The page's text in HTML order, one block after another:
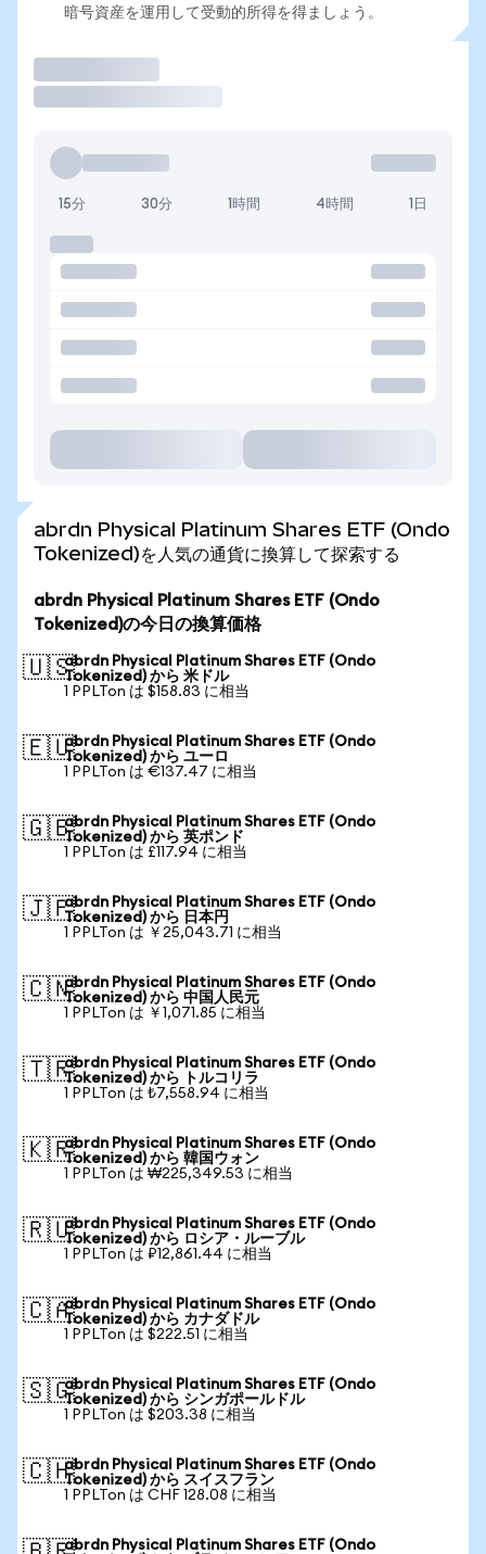
暗号資産を運用して受動的所得を得ましょう。
15分 30分 1時間 4時間 1日
abrdn Physical Platinum Shares ETF (Ondo
Tokenized)を人気の通貨に換算して探索する
abrdn Physical Platinum Shares ETF (Ondo
Tokenized)の今日の換算価格
🇺🇸abrdn Physical Platinum Shares ETF (Ondo
Tokenized) から 米ドル
1 PPLTon は $158.83 に相当
🇪🇺abrdn Physical Platinum Shares ETF (Ondo
Tokenized) から ユーロ
1 PPLTon は €137.47 に相当
🇬🇧abrdn Physical Platinum Shares ETF (Ondo
Tokenized) から 英ポンド
1 PPLTon は £117.94 に相当
🇯🇵abrdn Physical Platinum Shares ETF (Ondo
Tokenized) から 日本円
1 PPLTon は ￥25,043.71 に相当
🇨🇳abrdn Physical Platinum Shares ETF (Ondo
Tokenized) から 中国人民元
1 PPLTon は ￥1,071.85 に相当
🇹🇷abrdn Physical Platinum Shares ETF (Ondo
Tokenized) から トルコリラ
1 PPLTon は ₺7,558.94 に相当
🇰🇷abrdn Physical Platinum Shares ETF (Ondo
Tokenized) から 韓国ウォン
1 PPLTon は ₩225,349.53 に相当
🇷🇺abrdn Physical Platinum Shares ETF (Ondo
Tokenized) から ロシア・ルーブル
1 PPLTon は ₽12,861.44 に相当
🇨🇦abrdn Physical Platinum Shares ETF (Ondo
Tokenized) から カナダドル
1 PPLTon は $222.51 に相当
🇸🇬abrdn Physical Platinum Shares ETF (Ondo
Tokenized) から シンガポールドル
1 PPLTon は $203.38 に相当
🇨🇭abrdn Physical Platinum Shares ETF (Ondo
Tokenized) から スイスフラン
1 PPLTon は CHF 128.08 に相当
abrdn Physical Platinum Shares ETF (Ondo